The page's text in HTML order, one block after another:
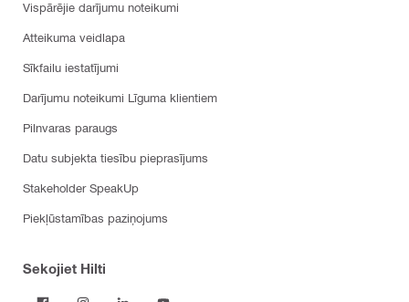
Vispārējie darījumu noteikumi
Atteikuma veidlapa
Sīkfailu iestatījumi
Darījumu noteikumi Līguma klientiem
Pilnvaras paraugs
Datu subjekta tiesību pieprasījums
Stakeholder SpeakUp
Piekļūstamības paziņojums
Sekojiet Hilti